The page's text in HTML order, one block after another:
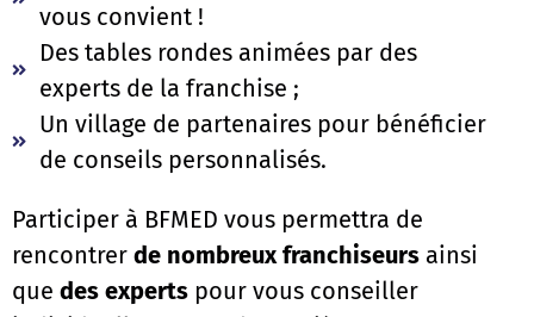
vous convient !
Des tables rondes animées par des
experts de la franchise ;
Un village de partenaires pour bénéficier
de conseils personnalisés.
Participer à BFMED vous permettra de
rencontrer de nombreux franchiseurs ainsi
que des experts pour vous conseiller